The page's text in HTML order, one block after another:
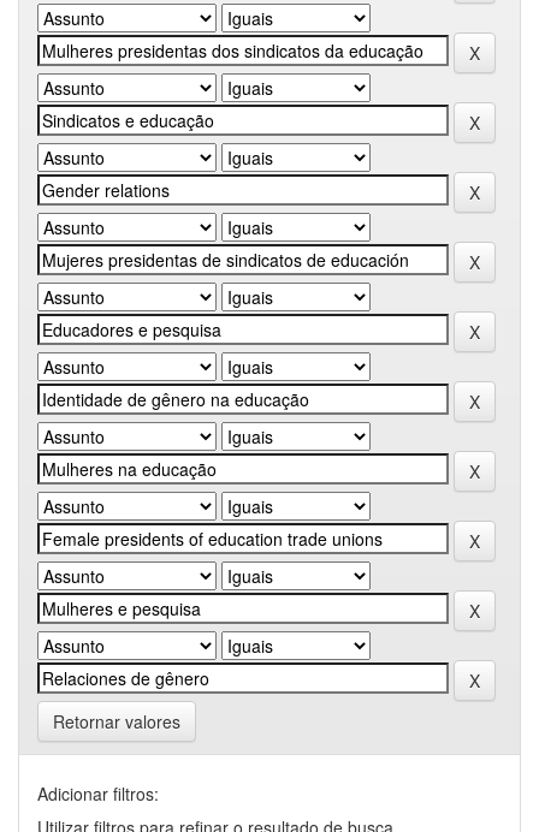
Retornar valores
Adicionar filtros:
Utilizar filtros para refinar o resultado de busca.